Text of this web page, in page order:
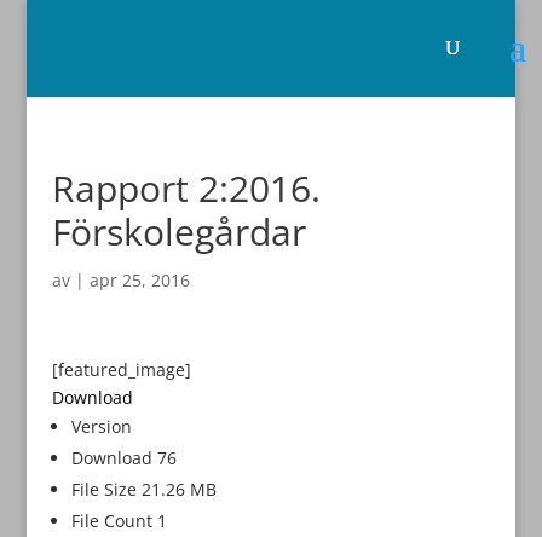
Rapport 2:2016.
Förskolegårdar
av | apr 25, 2016
[featured_image]
Download
Version
Download76
File Size21.26 MB
File Count 1